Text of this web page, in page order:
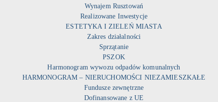
Wynajem Rusztowań
Realizowane Inwestycje
ESTETYKA I ZIELEŃ MIASTA
Zakres działalności
Sprzątanie
PSZOK
Harmonogram wywozu odpadów komunalnych
HARMONOGRAM – NIERUCHOMOŚCI NIEZAMIESZKAŁE
Fundusze zewnętrzne
Dofinansowane z UE